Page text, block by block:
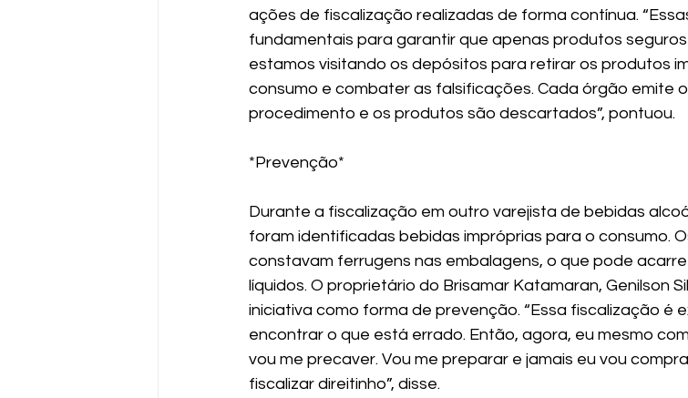
ações de fiscalização realizadas de forma contínua.
fundamentais para garantir que apenas produtos
estamos visitando os depósitos para retirar os produtos
consumo e combater as falsificações. Cada órgão emite
procedimento e os produtos são descartados”, pontuou.
*Prevenção*
Durante a fiscalização em outro varejista de bebidas
foram identificadas bebidas impróprias para o consumo.
constavam ferrugens nas embalagens, o que pode
líquidos. O proprietário do Brisamar Katamaran, Genilson
iniciativa como forma de prevenção. “Essa fiscalização é
encontrar o que está errado. Então, agora, eu mesmo
vou me precaver. Vou me preparar e jamais eu vou
fiscalizar direitinho”, disse.